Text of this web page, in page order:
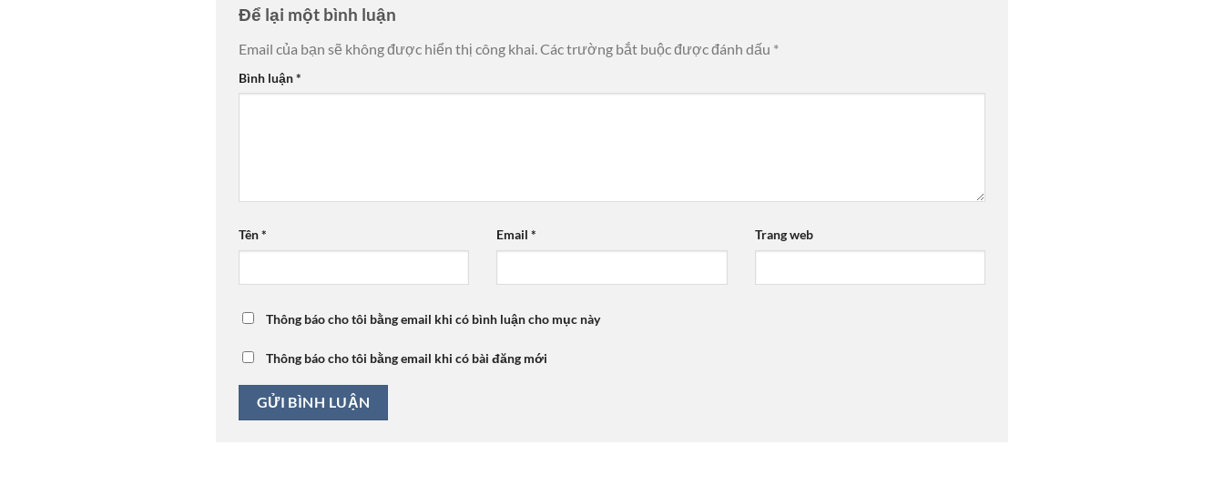
Để lại một bình luận
Email của bạn sẽ không được hiển thị công khai. Các trường bắt buộc được đánh dấu *
Bình luận*
Tên* Email* Trang web
Thông báo cho tôi bằng email khi có bình luận cho mục này
Thông báo cho tôi bằng email khi có bài đăng mới